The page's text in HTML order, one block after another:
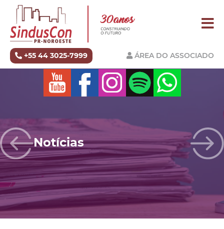
+55 44 3025-7999 ÁREA DO ASSOCIADO
Notícias